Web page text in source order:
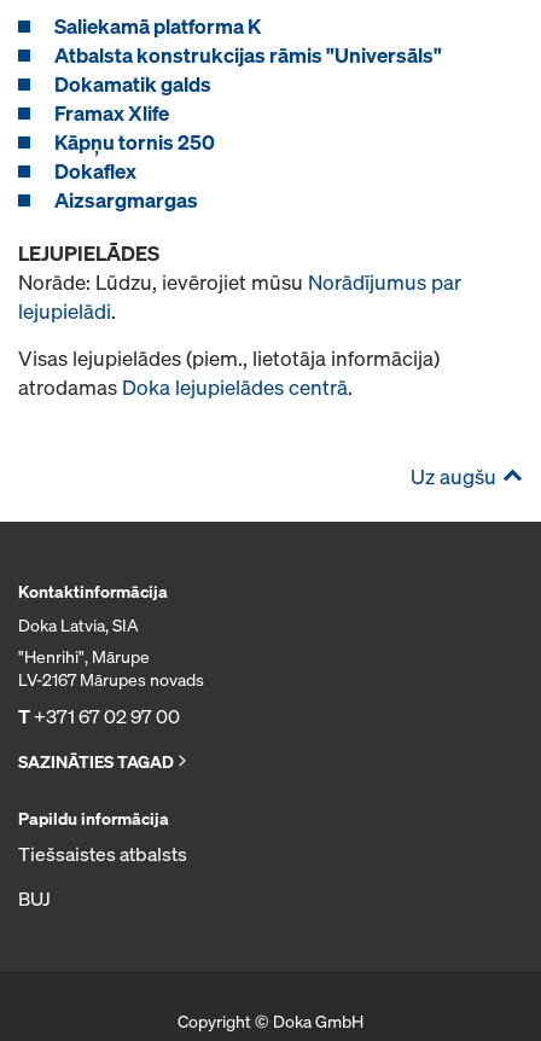
Saliekamā platforma K
Atbalsta konstrukcijas rāmis "Universāls"
Dokamatik galds
Framax Xlife
Kāpņu tornis 250
Dokaflex
Aizsargmargas
LEJUPIELĀDES
Norāde: Lūdzu, ievērojiet mūsu Norādījumus par
lejupielādi.
Visas lejupielādes (piem., lietotāja informācija)
atrodamas Doka lejupielādes centrā.
Uz augšu
Kontaktinformācija
Doka Latvia, SIA
"Henrihi", Mārupe
LV-2167 Mārupes novads
T+371 67 02 97 00
SAZINĀTIES TAGAD
Papildu informācija
Tiešsaistes atbalsts
BUJ
Copyright © Doka GmbH